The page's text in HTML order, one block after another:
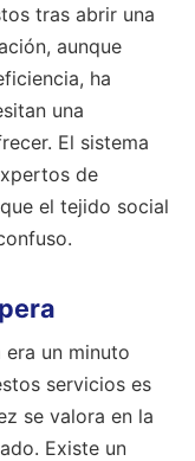
tras abrir una
aunque
ha
una
El sistema
de
el tejido social
era un minuto
servicios es
se valora en la
Existe un